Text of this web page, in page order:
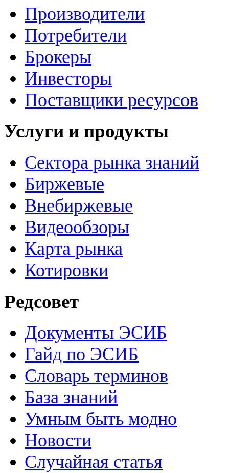
Производители
Потребители
Брокеры
Инвесторы
Поставщики ресурсов
Услуги и продукты
Сектора рынка знаний
Биржевые
Внебиржевые
Видеообзоры
Карта рынка
Котировки
Редсовет
Документы ЭСИБ
Гайд по ЭСИБ
Словарь терминов
База знаний
Умным быть модно
Новости
Случайная статья